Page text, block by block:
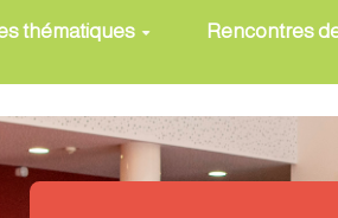
thématiques Rencontres